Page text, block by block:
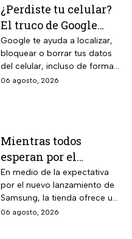
¿Perdiste tu celular?
El truco de Google
para localizarlo y
proteger tus datos
Google te ayuda a localizar,
bloquear o borrar tus datos
del celular, incluso de forma
remota; debes tener activada
06 agosto, 2026
Mientras todos
esperan por el
Samsung Z Flip8,
Liverpool rebaja y
remata el Galaxy Z
Flip5 de 256GB a tres
En medio de la expectativa
por el nuevo lanzamiento de
Samsung, la tienda ofrece un
modelo anterior a un precio
06 agosto, 2026